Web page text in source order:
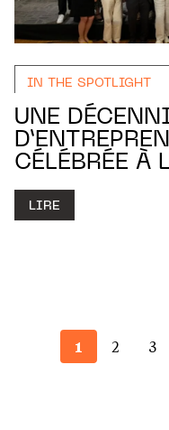
IN THE SPOTLIGHT
UNE
CÉLÉBRÉE À
LIRE
1 2 3